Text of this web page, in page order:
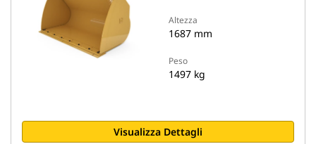
Altezza
1687 mm
Peso
1497 kg
Visualizza Dettagli